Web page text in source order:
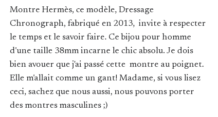
Montre Hermès, ce modèle, Dressage
Chronograph, fabriqué en 2013, invite à respecter
le temps et le savoir faire. Ce bijou pour homme
d'une taille 38mm incarne le chic absolu. Je dois
bien avouer que j'ai passé cette montre au poignet.
Elle m'allait comme un gant! Madame, si vous lisez
ceci, sachez que nous aussi, nous pouvons porter
des montres masculines ;)